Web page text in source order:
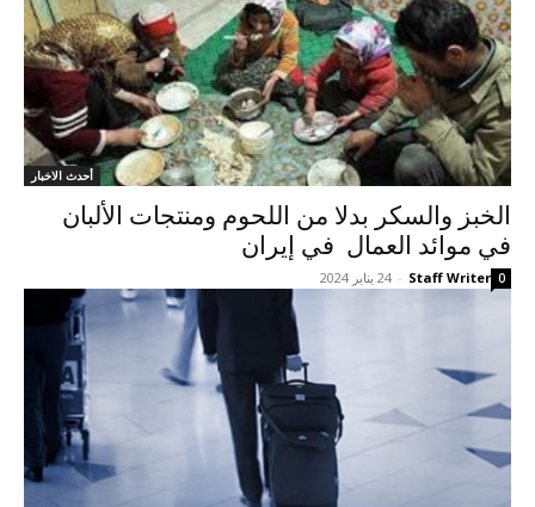
أحدث الاخبار
الخبز والسكر بدلا من اللحوم ومنتجات الألبان
في موائد العمال في إيران
Staff Writer
- 24 يناير 2024 0